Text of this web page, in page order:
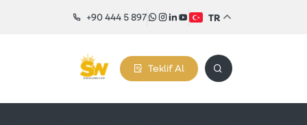
+90 444 5 897 TR
Teklif Al